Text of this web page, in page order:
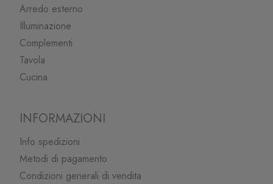
Arredo esterno
Illuminazione
Complementi
Tavola
Cucina
INFORMAZIONI
Info spedizioni
Metodi di pagamento
Condizioni generali di vendita